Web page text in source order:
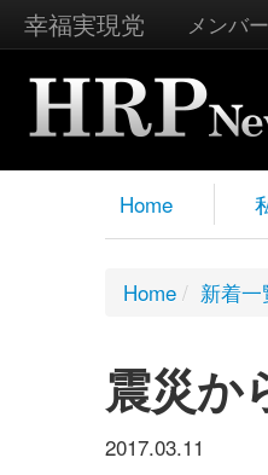
幸福実現党 メンバ
Home
Home / 新着一
震災か
2017.03.11